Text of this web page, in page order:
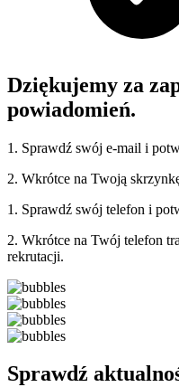
Dziękujemy za
powiadomień.
1. Sprawdź swój e-mail i
2. Wkrótce na Twoją
1. Sprawdź swój telefon i
2. Wkrótce na Twój telefon
rekrutacji.
Sprawdź